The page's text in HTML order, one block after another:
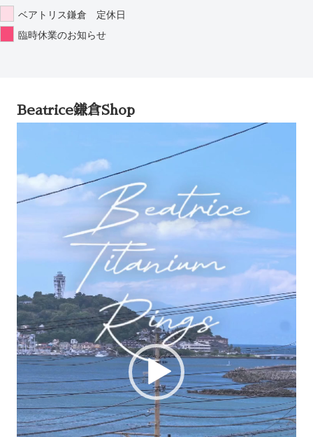
ベアトリス鎌倉 定休日
臨時休業のお知らせ
Beatrice鎌倉Shop